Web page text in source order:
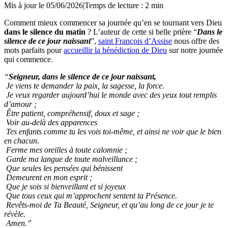
Mis à jour le 05/06/2026|Temps de lecture : 2 min
Comment mieux commencer sa journée qu’en se tournant vers Dieu
dans le silence du matin ? L’auteur de cette si belle prière “Dans le
silence de ce jour naissant”, saint François d’Assise nous offre des
mots parfaits pouraccueillir la bénédiction de Dieu sur notre journée
qui commence.
“Seigneur, dans le silence de ce jour naissant,
Je viens te demander la paix, la sagesse, la force.
Je veux regarder aujourd’hui le monde avec des yeux tout remplis
d’amour ;
Être patient, compréhensif, doux et sage ;
Voir au-delà des apparences
Tes enfants comme tu les vois toi-même, et ainsi ne voir que le bien
en chacun.
Ferme mes oreilles à toute calomnie ;
Garde ma langue de toute malveillance ;
Que seules les pensées qui bénissent
Demeurent en mon esprit ;
Que je sois si bienveillant et si joyeux
Que tous ceux qui m’approchent sentent ta Présence.
Revêts-moi de Ta Beauté, Seigneur, et qu’au long de ce jour je te
révèle.
Amen.”